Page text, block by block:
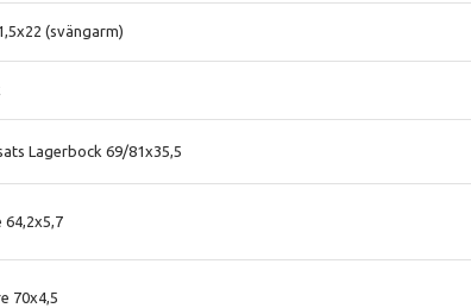
(svängarm)
Lagerbock 69/81x35,5
64,2x5,7
70x4,5